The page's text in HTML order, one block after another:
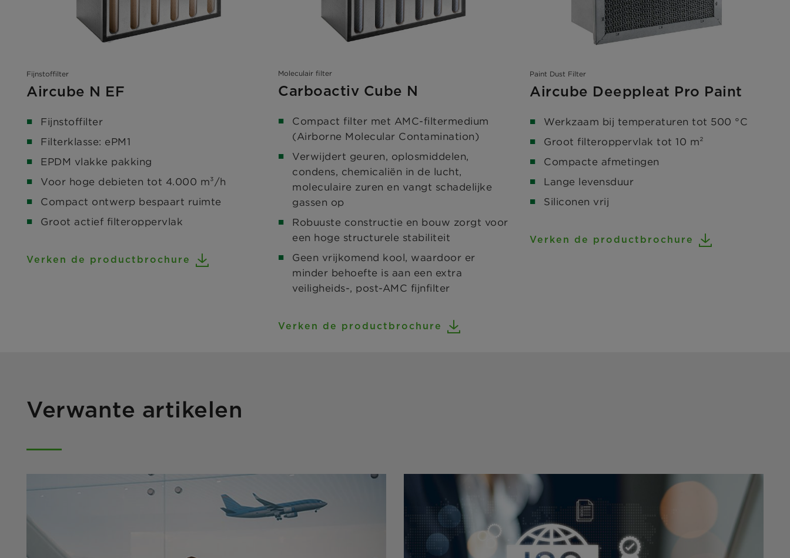
Fijnstoffilter
Aircube N EF
Fijnstoffilter
Filterklasse: ePM1
EPDM vlakke pakking
Voor hoge debieten tot 4.000 m³/h
Compact ontwerp bespaart ruimte
Groot actief filteroppervlak
Verken de productbrochure
Moleculair filter
Carboactiv Cube N
Compact filter met AMC-filtermedium
(Airborne Molecular Contamination)
Verwijdert geuren, oplosmiddelen,
condens, chemicaliën in de lucht,
moleculaire zuren en vangt schadelijke
gassen op
Robuuste constructie en bouw zorgt voor
een hoge structurele stabiliteit
Geen vrijkomend kool, waardoor er
minder behoefte is aan een extra
veiligheids-, post-AMC fijnfilter
Verken de productbrochure
Paint Dust Filter
Aircube Deeppleat Pro Paint
Werkzaam bij temperaturen tot 500 °C
Groot filteroppervlak tot 10 m²
Compacte afmetingen
Lange levensduur
Siliconen vrij
Verken de productbrochure
Verwante artikelen